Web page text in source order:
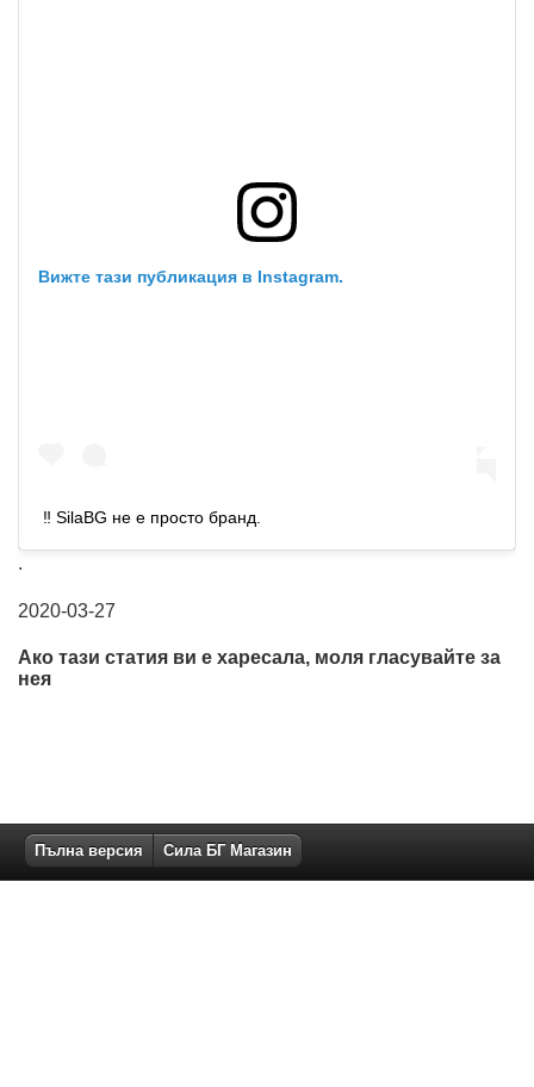
Вижте тази публикация в Instagram.
‼ SilaBG не е просто бранд.
.
2020-03-27
Ако тази статия ви е харесала, моля гласувайте за
нея
Пълна версия Сила БГ Магазин